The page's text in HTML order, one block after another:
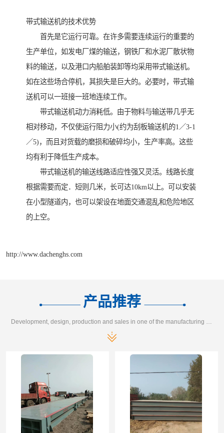
带式输送机的技术优势
首先是它运行可靠。在许多需要连续运行的重要的
生产单位，如发电厂煤的输送，钢铁厂和水泥厂散状物
料的输送，以及港口内船舶装卸等均采用带式输送机。
如在这些场合停机，其损失是巨大的。必要时，带式输
送机可以一班接一班地连续工作。
带式输送机动力消耗低。由于物料与输送带几乎无
相对移动，不仅使运行阻力小(约为刮板输送机的1／3-1
／5)，而且对货载的磨损和破碎均小，生产率高。这些
均有利于降低生产成本。
带式输送机的输送线路适应性强又灵活。线路长度
根据需要而定．短则几米，长可达10km以上。可以安装
在小型隧道内，也可以架设在地面交通混乱和危险地区
的上空。
http://www.dachenghs.com
产品推荐
Development, design, production and sales in one of the manufacturing enterprises